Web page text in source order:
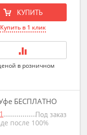
КУПИТЬ
Купить в 1 клик
в розничном
БЕСПЛАТНО
Под заказ
после 100%